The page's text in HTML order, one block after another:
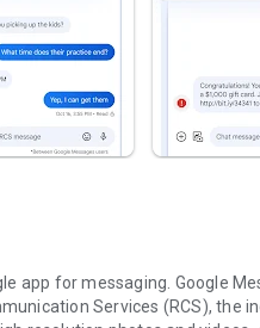
app for messaging. Google
Services (RCS), the